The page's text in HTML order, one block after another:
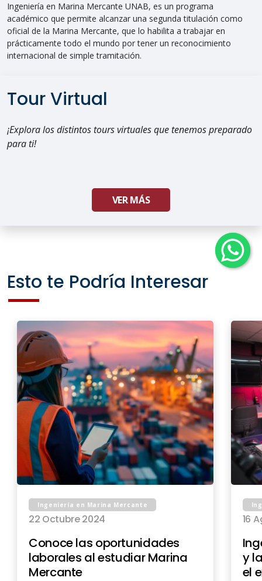
Ingeniería en Marina Mercante UNAB, es un programa
académico que permite alcanzar una segunda titulación como
oficial de la Marina Mercante, que lo habilita a trabajar en
prácticamente todo el mundo por tener un reconocimiento
internacional de simple tramitación.
Tour Virtual
¡Explora los distintos tours virtuales que tenemos preparado
para ti!
VER MÁS
Esto te Podría Interesar
Ingeniería en Marina Mercante
22 Octubre 2024
Conoce las oportunidades
laborales al estudiar Marina
Mercante
16
y
el